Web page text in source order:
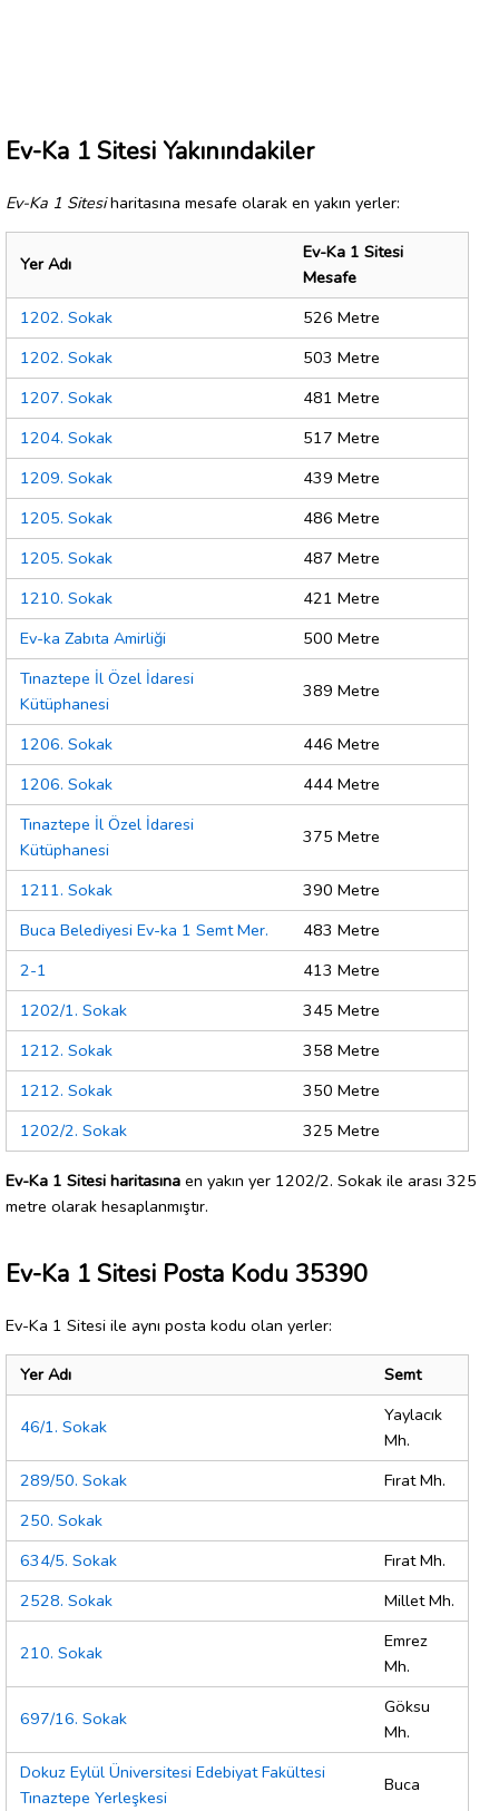
Ev-Ka 1 Sitesi Yakınındakiler
Ev-Ka 1 Sitesiharitasına mesafe olarak en yakın yerler:
Yer Adı
Ev-Ka 1 Sitesi
Mesafe
1202. Sokak
526 Metre
1202. Sokak
503 Metre
1207. Sokak
481 Metre
1204. Sokak
517 Metre
1209. Sokak
439 Metre
1205. Sokak
486 Metre
1205. Sokak
487 Metre
1210. Sokak
421 Metre
Ev-ka Zabıta Amirliği
500 Metre
Tınaztepe İl Özel İdaresi
Kütüphanesi
389 Metre
1206. Sokak
446 Metre
1206. Sokak
444 Metre
Tınaztepe İl Özel İdaresi
Kütüphanesi
375 Metre
1211. Sokak
390 Metre
Buca Belediyesi Ev-ka 1 Semt Mer.
483 Metre
2-1
413 Metre
1202/1. Sokak
345 Metre
1212. Sokak
358 Metre
1212. Sokak
350 Metre
1202/2. Sokak
325 Metre
Ev-Ka 1 Sitesi haritasına en yakın yer 1202/2. Sokak ile arası 325
metre olarak hesaplanmıştır.
Ev-Ka 1 Sitesi Posta Kodu 35390
Ev-Ka 1 Sitesi ile aynı posta kodu olan yerler:
Yer Adı Semt
46/1. Sokak
Yaylacık
Mh.
289/50. Sokak
Fırat Mh.
250. Sokak
634/5. Sokak
Fırat Mh.
2528. Sokak
Millet Mh.
210. Sokak
Emrez
Mh.
697/16. Sokak
Göksu
Mh.
Dokuz Eylül Üniversitesi Edebiyat Fakültesi
Tınaztepe Yerleşkesi
Buca